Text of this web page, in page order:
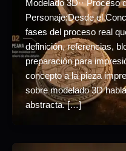
Modelado 3D·· Proceso
Personaje:Desde el
fases del proceso real
definición, referencias,
preparación para
concepto a la pieza
sobre modelado 3D
abstracta. […]